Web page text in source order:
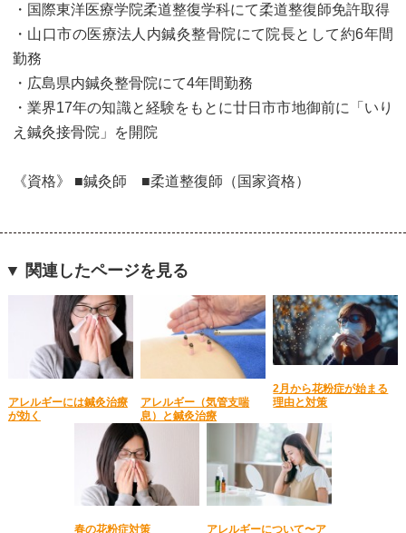
・国際東洋医療学院柔道整復学科にて柔道整復師免許取得
・山口市の医療法人内鍼灸整骨院にて院長として約6年間
勤務
・広島県内鍼灸整骨院にて4年間勤務
・業界17年の知識と経験をもとに廿日市市地御前に「いり
え鍼灸接骨院」を開院
《資格》 ■鍼灸師 ■柔道整復師（国家資格）
▼ 関連したページを見る
アレルギーには鍼灸治療
が効く
アレルギー（気管支喘
息）と鍼灸治療
2月から花粉症が始まる
理由と対策
春の花粉症対策 アレルギーについて〜ア